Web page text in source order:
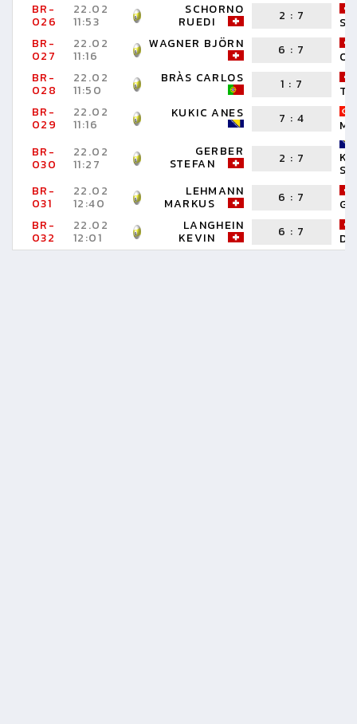
BR-
026
22.02
11:53
SCHORNO
RUEDI 2 : 7
BR-
027
22.02
11:16
WAGNER BJÖRN 6 : 7
BR-
028
22.02
11:50
BRÀS CARLOS 1 : 7
BR-
029
22.02
11:16
KUKIC ANES 7 : 4
BR-
030
22.02
11:27
GERBER
STEFAN 2 : 7
BR-
031
22.02
12:40
LEHMANN
MARKUS 6 : 7
BR-
032
22.02
12:01
LANGHEIN
KEVIN 6 : 7